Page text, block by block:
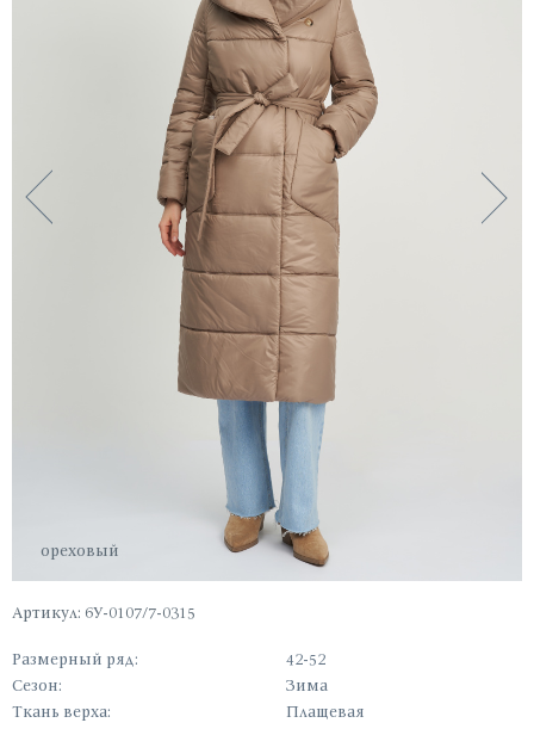
ореховый
Артикул: 6У-0107/7-0315
Размерный ряд:
42-52
Сезон:
Зима
Ткань верха:
Плащевая